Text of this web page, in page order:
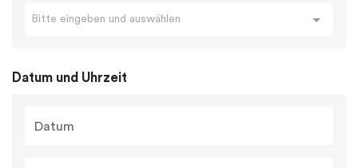
Bitte eingeben und auswählen
Datum und Uhrzeit
Datum